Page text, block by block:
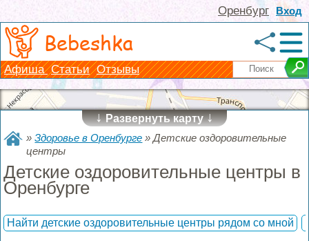
Вход
Оренбург
Bebeshka
Афиша Статьи Отзывы
↓Развернуть карту↓
»Здоровье в Оренбурге »Детские оздоровительные
центры
Детские оздоровительные центры в
Оренбурге
Найти детские оздоровительные центры рядом со мной